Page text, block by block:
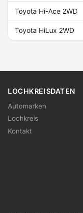
Toyota Hi-Ace 2WD
Toyota HiLux 2WD
LOCHKREISDATEN
Automarken
Lochkreis
Kontakt